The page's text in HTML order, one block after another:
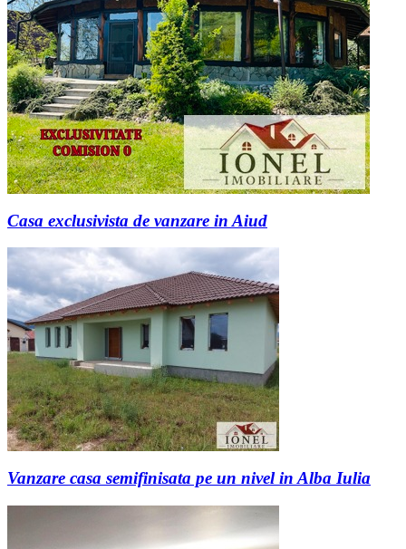
Casa exclusivista de vanzare in Aiud
Vanzare casa semifinisata pe un nivel in Alba Iulia